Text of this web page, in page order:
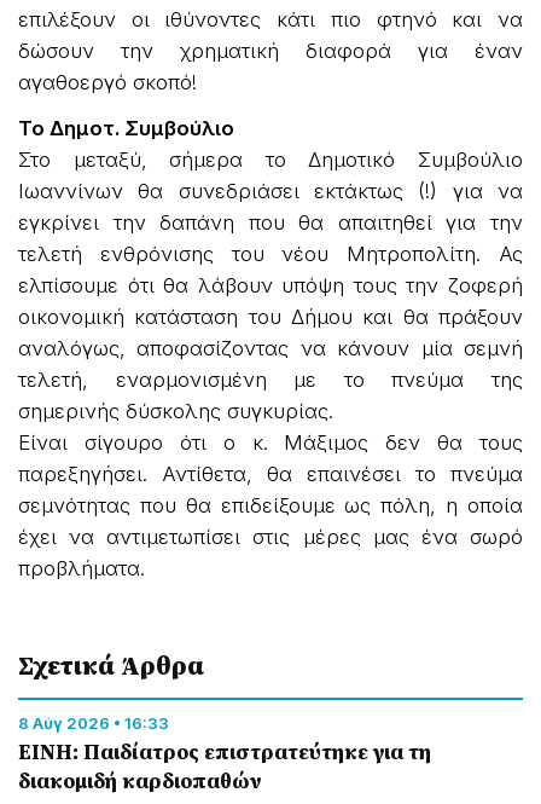
επιλέξουν οι ιθύνοντες κάτι πιο φτηνό και να
δώσουν την χρηματική διαφορά για έναν
αγαθοεργό σκοπό!
Το Δημοτ. Συμβούλιο
Στο μεταξύ, σήμερα το Δημοτικό Συμβούλιο
Ιωαννίνων θα συνεδριάσει εκτάκτως (!) για να
εγκρίνει την δαπάνη που θα απαιτηθεί για την
τελετή ενθρόνισης του νέου Μητροπολίτη. Ας
ελπίσουμε ότι θα λάβουν υπόψη τους την ζοφερή
οικονομική κατάσταση του Δήμου και θα πράξουν
αναλόγως, αποφασίζοντας να κάνουν μία σεμνή
τελετή, εναρμονισμένη με το πνεύμα της
σημερινής δύσκολης συγκυρίας.
Είναι σίγουρο ότι ο κ. Μάξιμος δεν θα τους
παρεξηγήσει. Αντίθετα, θα επαινέσει το πνεύμα
σεμνότητας που θα επιδείξουμε ως πόλη, η οποία
έχει να αντιμετωπίσει στις μέρες μας ένα σωρό
προβλήματα.
Σχετικά Άρθρα
8 Αύγ 2026 • 16:33
ΕΙΝΗ: Παιδίατρος επιστρατεύτηκε για τη
διακομιδή καρδιοπαθών